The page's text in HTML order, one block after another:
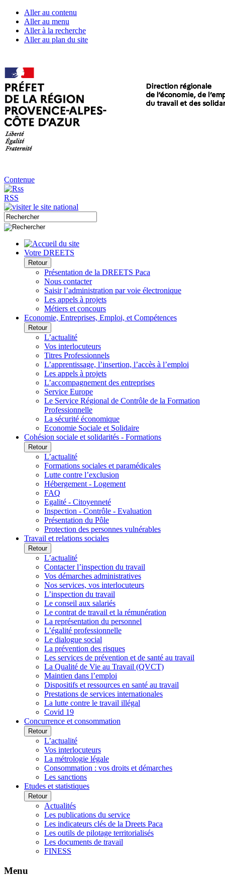
Aller au contenu
Aller au menu
Aller à la recherche
Aller au plan du site
Contenue
RSS
Votre DREETS
Retour
Présentation de la DREETS Paca
Nous contacter
Saisir l’administration par voie électronique
Les appels à projets
Métiers et concours
Economie, Entreprises, Emploi, et Compétences
Retour
L’actualité
Vos interlocuteurs
Titres Professionnels
L’apprentissage, l’insertion, l’accès à l’emploi
Les appels à projets
L’accompagnement des entreprises
Service Europe
Le Service Régional de Contrôle de la Formation
Professionnelle
La sécurité économique
Economie Sociale et Solidaire
Cohésion sociale et solidarités - Formations
Retour
L’actualité
Formations sociales et paramédicales
Lutte contre l’exclusion
Hébergement - Logement
FAQ
Egalité - Citoyenneté
Inspection - Contrôle - Evaluation
Présentation du Pôle
Protection des personnes vulnérables
Travail et relations sociales
Retour
L’actualité
Contacter l’inspection du travail
Vos démarches administratives
Nos services, vos interlocuteurs
L’inspection du travail
Le conseil aux salariés
Le contrat de travail et la rémunération
La représentation du personnel
L’égalité professionnelle
Le dialogue social
La prévention des risques
Les services de prévention et de santé au travail
La Qualité de Vie au Travail (QVCT)
Maintien dans l’emploi
Dispositifs et ressources en santé au travail
Prestations de services internationales
La lutte contre le travail illégal
Covid 19
Concurrence et consommation
Retour
L’actualité
Vos interlocuteurs
La métrologie légale
Consommation : vos droits et démarches
Les sanctions
Etudes et statistiques
Retour
Actualités
Les publications du service
Les indicateurs clés de la Dreets Paca
Les outils de pilotage territorialisés
Les documents de travail
FINESS
Menu